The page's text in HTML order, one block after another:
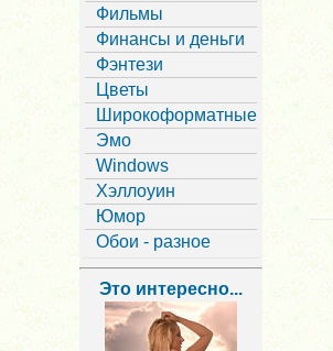
Фильмы
Финансы и деньги
Фэнтези
Цветы
Широкоформатные
Эмо
Windows
Хэллоуин
Юмор
Обои - разное
Это интересно...